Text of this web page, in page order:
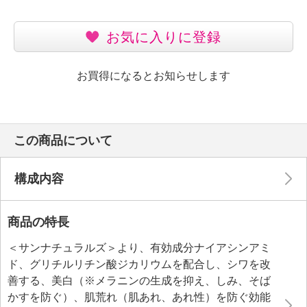
お気に入りに登録
お買得になるとお知らせします
この商品について
構成内容
商品の特長
＜サンナチュラルズ＞より、有効成分ナイアシンアミ
ド、グリチルリチン酸ジカリウムを配合し、シワを改
善する、美白（※メラニンの生成を抑え、しみ、そば
かすを防ぐ）、肌荒れ（肌あれ、あれ性）を防ぐ効能